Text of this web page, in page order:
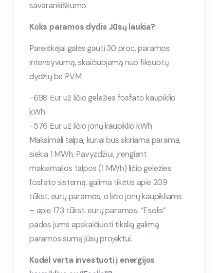
savarankiškumo.
Koks paramos dydis Jūsų laukia?
Pareiškėjai galės gauti 30 proc. paramos
intensyvumą, skaičiuojamą nuo fiksuotų
dydžių be PVM:
-698 Eur už ličio geležies fosfato kaupiklio
kWh
-576 Eur už ličio jonų kaupiklio kWh
Maksimali talpa, kuriai bus skiriama parama,
siekia 1 MWh. Pavyzdžiui, įrengiant
maksimalios talpos (1 MWh) ličio geležies
fosfato sistemą, galima tikėtis apie 209
tūkst. eurų paramos, o ličio jonų kaupikliams
– apie 173 tūkst. eurų paramos. “Esolis”
padės jums apskaičiuoti tikslią galimą
paramos sumą jūsų projektui.
Kodėl verta investuoti į energijos